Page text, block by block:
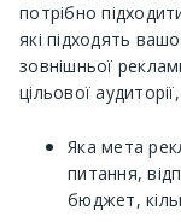
потрібно
які підходять
зовнішньої
цільової
Яка мета
питання,
бюджет,